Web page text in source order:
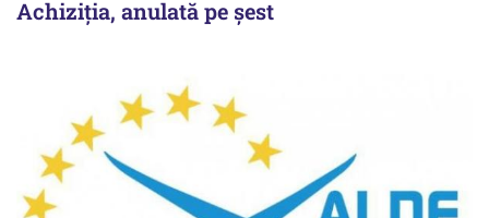
Achiziția, anulată pe șest